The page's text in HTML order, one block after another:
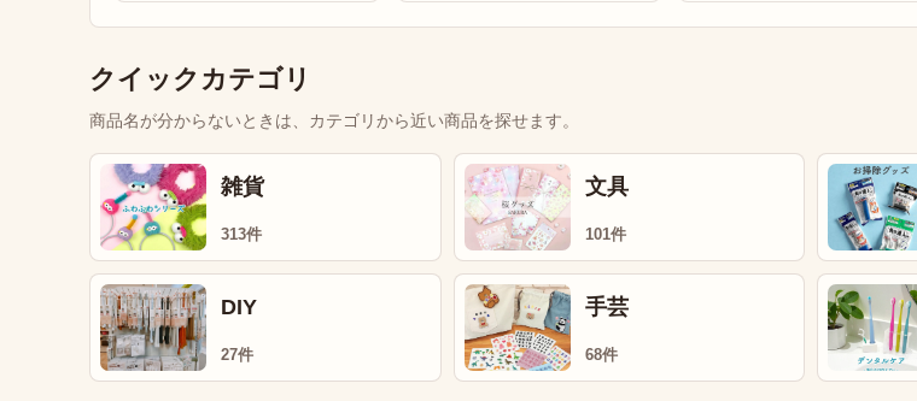
クイックカテゴリ
商品名が分からないときは、カテゴリから近い商品を探せます。
雑貨
313件
文具
101件
DIY
27件
手芸
68件